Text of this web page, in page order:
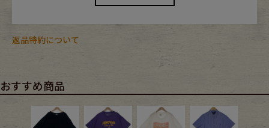
返品特約について
おすすめ商品